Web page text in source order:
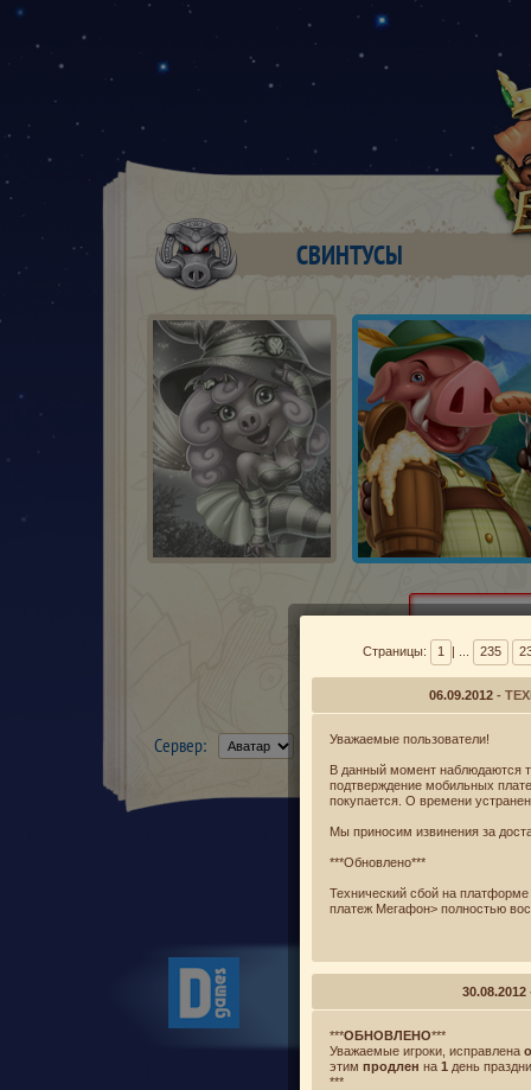
СВИНТУСЫ
Сервер:
Новости
Лицензионное
Политика
Страницы: 1 | ... 235
06.09.2012-
Уважаемые пользователи!
В данный момент наблюдаются
подтверждение мобильных
покупается. О времени
Мы приносим извинения за
***Обновлено***
Технический сбой на
платеж Мегафон> полностью
30.08.2012
***ОБНОВЛЕНО***
Уважаемые игроки, исправлена
этим продлен на 1 день
***